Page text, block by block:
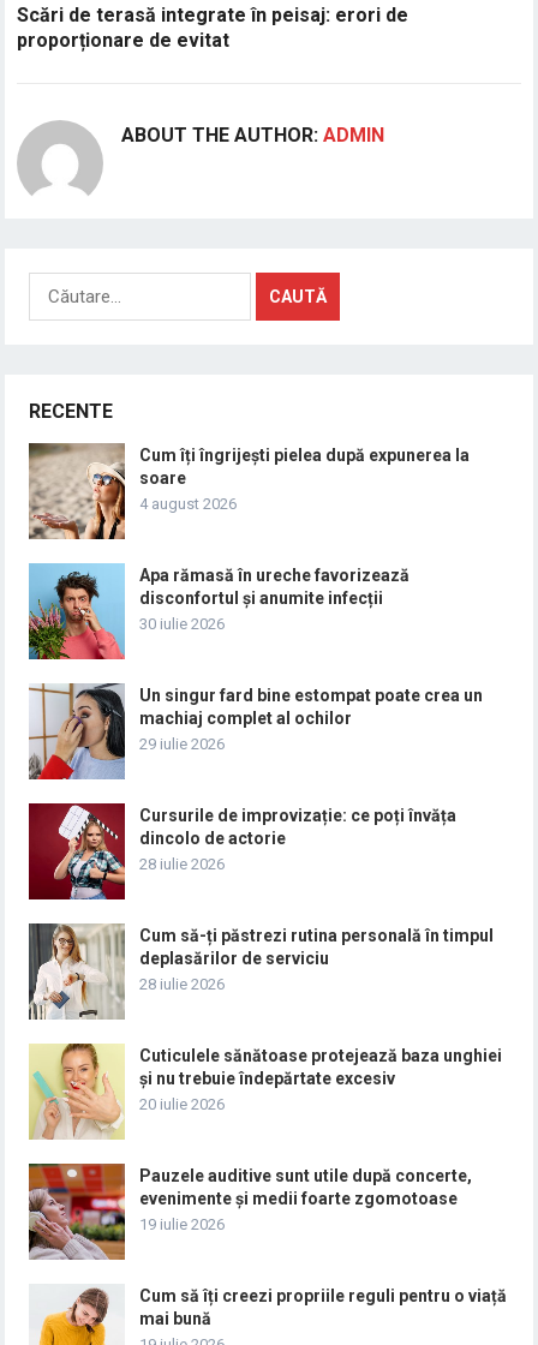
Scări de terasă integrate în peisaj: erori de
proporționare de evitat
ABOUT THE AUTHOR:ADMIN
Caută
după:
RECENTE
Cum îți îngrijești pielea după expunerea la
soare
4 august 2026
Apa rămasă în ureche favorizează
disconfortul și anumite infecții
30 iulie 2026
Un singur fard bine estompat poate crea un
machiaj complet al ochilor
29 iulie 2026
Cursurile de improvizație: ce poți învăța
dincolo de actorie
28 iulie 2026
Cum să-ți păstrezi rutina personală în timpul
deplasărilor de serviciu
28 iulie 2026
Cuticulele sănătoase protejează baza unghiei
și nu trebuie îndepărtate excesiv
20 iulie 2026
Pauzele auditive sunt utile după concerte,
evenimente și medii foarte zgomotoase
19 iulie 2026
Cum să îți creezi propriile reguli pentru o viață
mai bună